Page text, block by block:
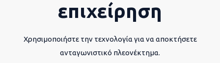
επιχείρηση
Χρησιμοποιήστε την τεχνολογία για να αποκτήσετε
ανταγωνιστικό πλεονέκτημα.